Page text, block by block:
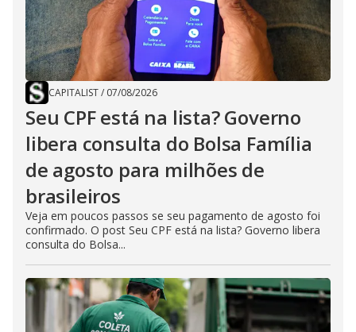
CAPITALIST/ 07/08/2026
Seu CPF está na lista? Governo
libera consulta do Bolsa Família
de agosto para milhões de
brasileiros
Veja em poucos passos se seu pagamento de agosto foi
confirmado. O post Seu CPF está na lista? Governo libera
consulta do Bolsa...